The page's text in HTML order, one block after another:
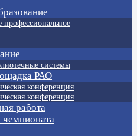
профессиональное
системы
РАО
конференция
конференция
работа
чемпионата